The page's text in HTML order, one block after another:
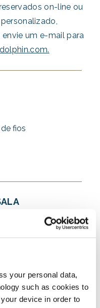
your personal data,
such as cookies to
device in order to
on-line ou
um e-mail para
.
fios
não fumantes
de